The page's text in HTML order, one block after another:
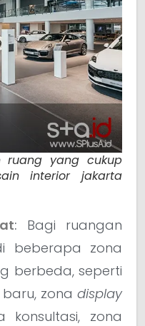
ruang yang cukup
interior jakarta
: Bagi ruangan
beberapa zona
berbeda, seperti
baru, zonadisplay
konsultasi, zona